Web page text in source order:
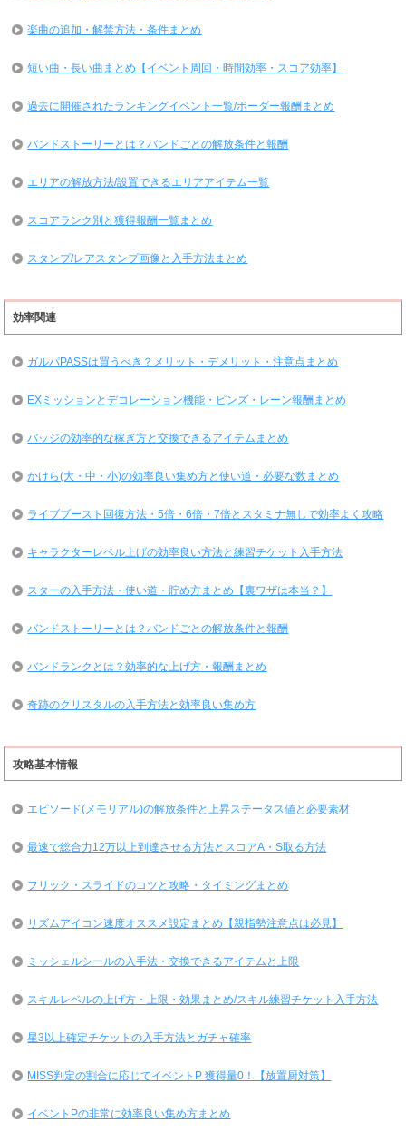
楽曲の追加・解禁方法・条件まとめ
短い曲・長い曲まとめ【イベント周回・時間効率・スコア効率】
過去に開催されたランキングイベント一覧/ボーダー報酬まとめ
バンドストーリーとは？バンドごとの解放条件と報酬
エリアの解放方法/設置できるエリアアイテム一覧
スコアランク別と獲得報酬一覧まとめ
スタンプ/レアスタンプ画像と入手方法まとめ
効率関連
ガルパPASSは買うべき？メリット・デメリット・注意点まとめ
EXミッションとデコレーション機能・ピンズ・レーン報酬まとめ
バッジの効率的な稼ぎ方と交換できるアイテムまとめ
かけら(大・中・小)の効率良い集め方と使い道・必要な数まとめ
ライブブースト回復方法・5倍・6倍・7倍とスタミナ無しで効率よく攻略
キャラクターレベル上げの効率良い方法と練習チケット入手方法
スターの入手方法・使い道・貯め方まとめ【裏ワザは本当？】
バンドストーリーとは？バンドごとの解放条件と報酬
バンドランクとは？効率的な上げ方・報酬まとめ
奇跡のクリスタルの入手方法と効率良い集め方
攻略基本情報
エピソード(メモリアル)の解放条件と上昇ステータス値と必要素材
最速で総合力12万以上到達させる方法とスコアA・S取る方法
フリック・スライドのコツと攻略・タイミングまとめ
リズムアイコン速度オススメ設定まとめ【親指勢注意点は必見】
ミッシェルシールの入手法・交換できるアイテムと上限
スキルレベルの上げ方・上限・効果まとめ/スキル練習チケット入手方法
星3以上確定チケットの入手方法とガチャ確率
MISS判定の割合に応じてイベントP 獲得量0！【放置厨対策】
イベントPの非常に効率良い集め方まとめ